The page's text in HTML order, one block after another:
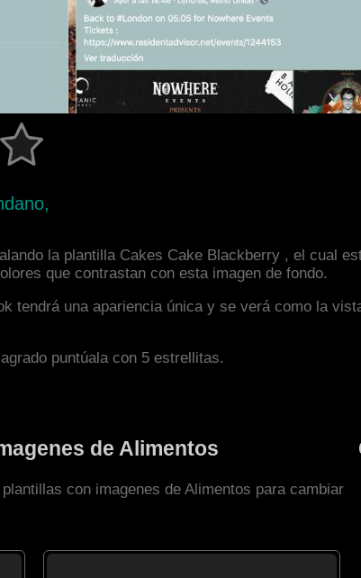
la plantilla Cakes Cake Blackberry , el cual
que contrastan con esta imagen de fondo.
tendrá una apariencia única y se verá como la
puntúala con 5 estrellitas.
de Alimentos
con imagenes de Alimentos para cambiar